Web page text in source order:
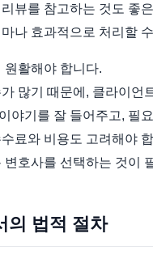
뷰를 참고하는 것도 좋
나 효과적으로 처리할
원활해야 합니다.
많기 때문에, 클라이언
야기를 잘 들어주고, 필
료와 비용도 고려해야
호사를 선택하는 것이
의 법적 절차